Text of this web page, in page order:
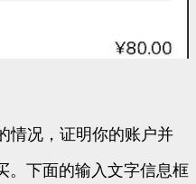
情况，证明你的账户并
。下面的输入文字信息框